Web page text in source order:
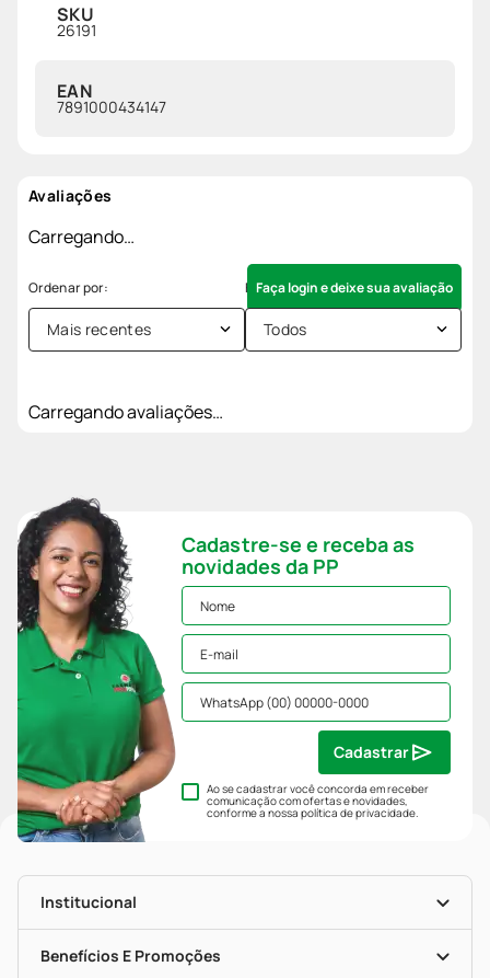
SKU
26191
EAN
7891000434147
Avaliações
Carregando…
Faça login e deixe sua avaliação
Mais recentes Todos
Carregando avaliações…
Cadastre-se e receba as
novidades da PP
Ao se cadastrar você concorda em receber
comunicação com ofertas e novidades,
conforme a nossapolítica de privacidade.
Cadastrar
Institucional
História
Nossas Lojas
Benefícios E Promoções